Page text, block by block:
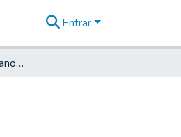
Entrar
Para o Sargento mor Manoel Angelo Figueira e Aguiar